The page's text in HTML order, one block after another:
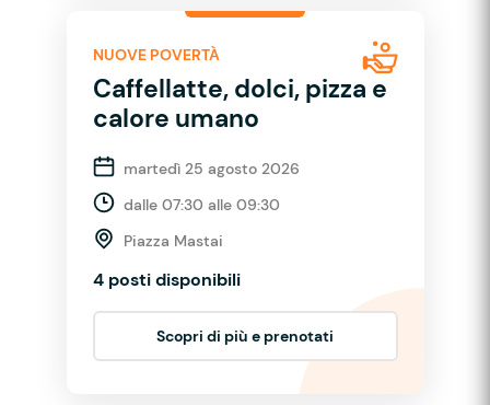
NUOVE POVERTÀ
Caffellatte, dolci, pizza e
calore umano
martedì 25 agosto 2026
dalle 07:30 alle 09:30
Piazza Mastai
4 posti disponibili
Scopri di più e prenotati